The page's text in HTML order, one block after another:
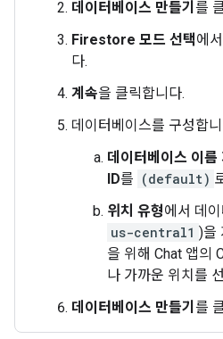
데이터베이스 만들기 를
Firestore 모드 선택에서
다.
계속을 클릭합니다.
데이터베이스를 구성합
데이터베이스 이름
ID를 (default)
위치 유형에서 데
us-central1 )을
을 위해 Chat 앱의
나 가까운 위치를
데이터베이스 만들기 를